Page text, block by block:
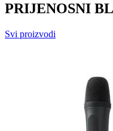
PRIJENOSNI
Svi proizvodi